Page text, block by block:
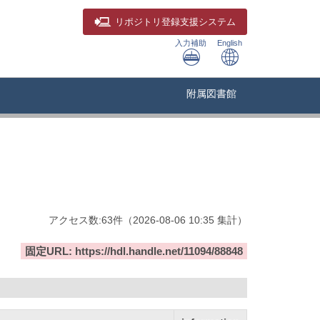
リポジトリ 登録支援システム
入力補助 English
附属図書館
アクセス数:63件 （2026-08-06 10:35 集計）
固定URL: https://hdl.handle.net/11094/88848